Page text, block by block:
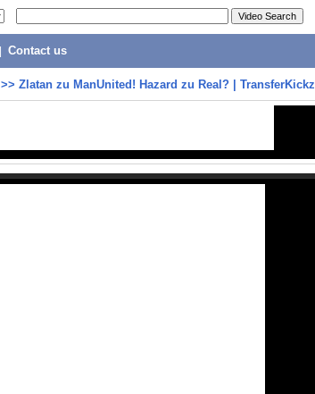
Contact us
>> Zlatan zu ManUnited! Hazard zu Real? | TransferKickz